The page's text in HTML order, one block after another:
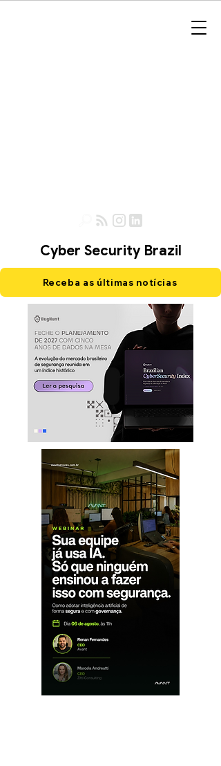
Cyber Security Brazil
Receba as últimas notícias